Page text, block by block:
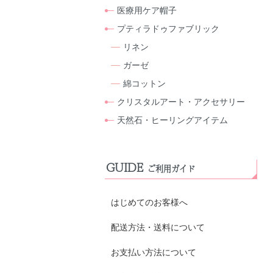
医療用ケア帽子
プティラドゥファブリック
リネン
ガーゼ
綿コットン
クリスタルアート・アクセサリー
天然石・ヒーリングアイテム
GUIDE ご利用ガイド
はじめてのお客様へ
配送方法・送料について
お支払い方法について